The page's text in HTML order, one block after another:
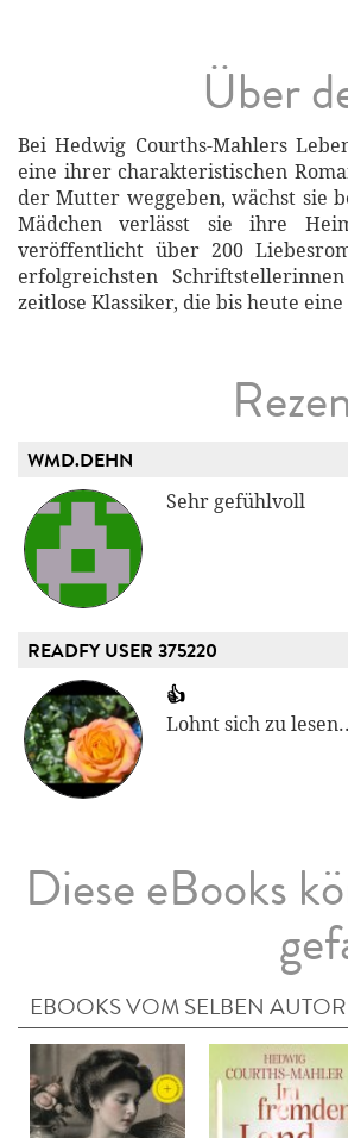
Über
Bei Hedwig Courths-Mahlers
eine ihrer charakteristischen
der Mutter weggeben, wächst sie
Mädchen verlässt sie ihre
veröffentlicht über 200
erfolgreichsten
zeitlose Klassiker, die bis heute
WMD.DEHN
Sehr gefühlvoll
READFY USER 375220
👍
Lohnt sich zu
Diese eBooks
EBOOKS VOM SELBEN AUTOR